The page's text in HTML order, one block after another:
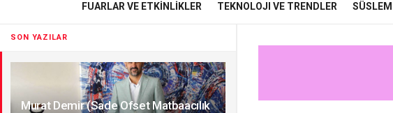
SON YAZILAR
Murat Demir (Sade Ofset Matbaacılık
FUARLAR VE ETKINLIKLER TEKNOLOJI VE TRENDLER